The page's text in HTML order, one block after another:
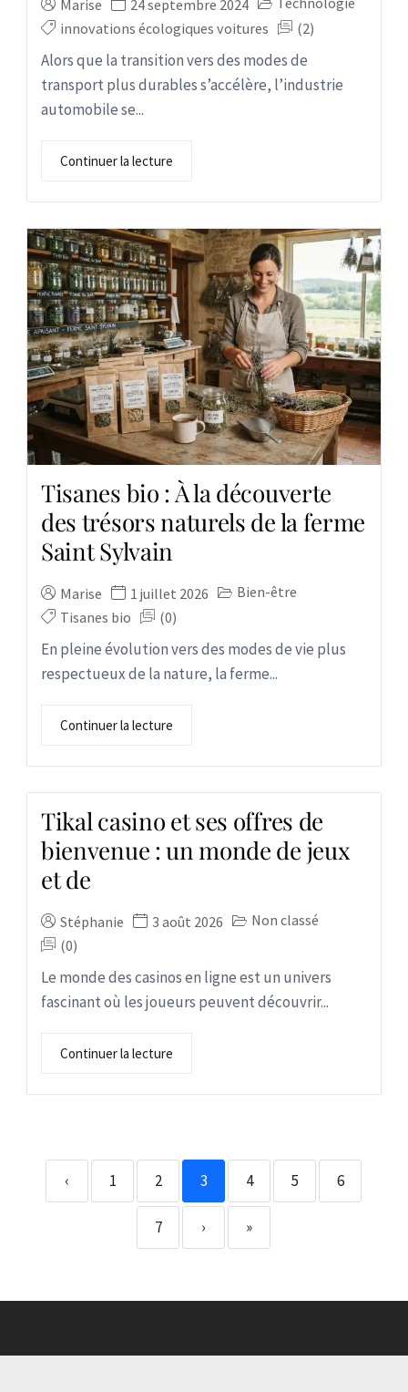
Marise 24 septembre 2024
innovations écologiques voitures
(2)
Alors que la transition vers des modes de
transport plus durables s’accélère, l’industrie
automobile se...
Continuer la lecture
Tisanes bio : À la découverte
des trésors naturels de la ferme
Saint Sylvain
Marise 1 juillet 2026
Bien-être
Tisanes bio
(0)
En pleine évolution vers des modes de vie plus
respectueux de la nature, la ferme...
Continuer la lecture
Tikal casino et ses offres de
bienvenue : un monde de jeux
et de
Stéphanie 3 août 2026
Non classé
(0)
Le monde des casinos en ligne est un univers
fascinant où les joueurs peuvent découvrir...
Continuer la lecture
‹ 1 2 3 4 5 6
7 › »